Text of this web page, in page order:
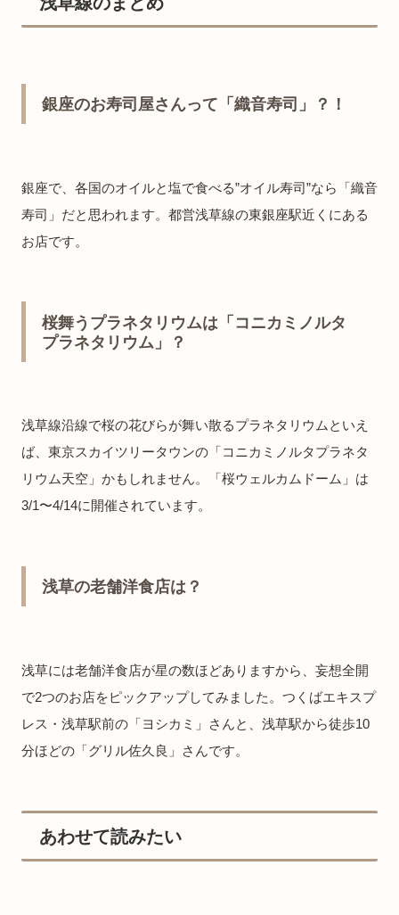
銀座のお寿司屋さんって「織音寿司」？！
銀座で、各国のオイルと塩で食べる”オイル寿司”なら「織音
寿司」だと思われます。都営浅草線の東銀座駅近くにある
お店です。
桜舞うプラネタリウムは「コニカミノルタ
プラネタリウム」？
浅草線沿線で桜の花びらが舞い散るプラネタリウムといえ
ば、東京スカイツリータウンの「コニカミノルタプラネタ
リウム天空」かもしれません。「桜ウェルカムドーム」は
3/1〜4/14に開催されています。
浅草の老舗洋食店は？
浅草には老舗洋食店が星の数ほどありますから、妄想全開
で2つのお店をピックアップしてみました。つくばエキスプ
レス・浅草駅前の「ヨシカミ」さんと、浅草駅から徒歩10
分ほどの「グリル佐久良」さんです。
あわせて読みたい